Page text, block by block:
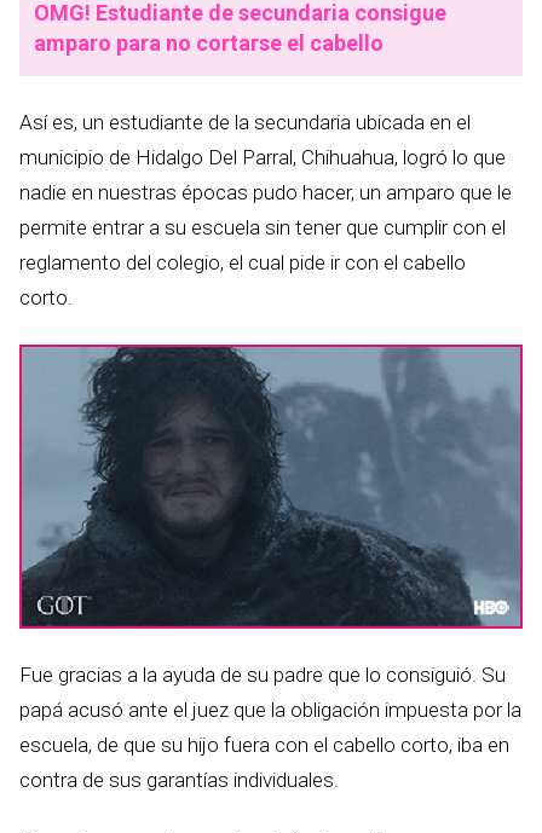
OMG! Estudiante de secundaria consigue
amparo para no cortarse el cabello
Así es, un estudiante de la secundaria ubicada en el
municipio de Hidalgo Del Parral, Chihuahua, logró lo que
nadie en nuestras épocas pudo hacer, un amparo que le
permite entrar a su escuela sin tener que cumplir con el
reglamento del colegio, el cual pide ir con el cabello
corto.
Fue gracias a la ayuda de su padre que lo consiguió. Su
papá acusó ante el juez que la obligación impuesta por la
escuela, de que su hijo fuera con el cabello corto, iba en
contra de sus garantías individuales.